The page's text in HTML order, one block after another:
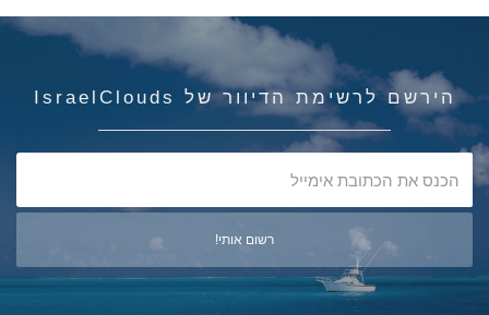
הירשם לרשימת הדיוור של IsraelClouds